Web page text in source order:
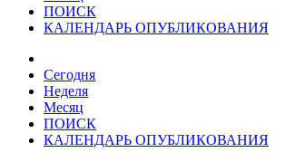
ПОИСК
КАЛЕНДАРЬ ОПУБЛИКОВАНИЯ
Сегодня
Неделя
Месяц
ПОИСК
КАЛЕНДАРЬ ОПУБЛИКОВАНИЯ